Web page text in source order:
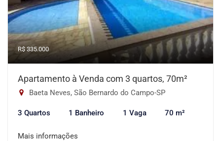
R$ 335.000
Apartamento à Venda com 3 quartos, 70m²
Baeta Neves, São Bernardo do Campo-SP
3 Quartos 1 Banheiro 1 Vaga 70 m²
Mais informações